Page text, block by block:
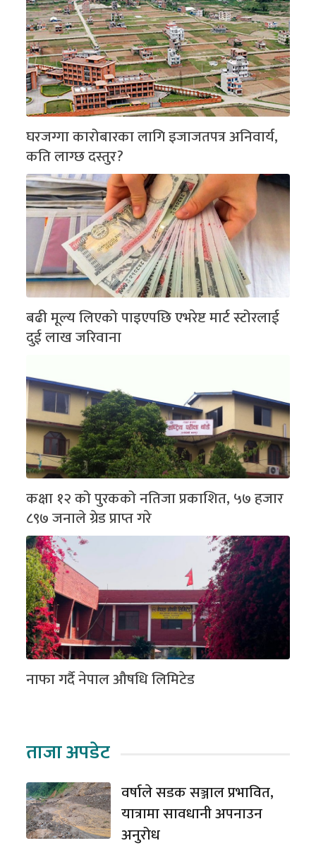
घरजग्गा कारोबारका लागि इजाजतपत्र अनिवार्य,
कति लाग्छ दस्तुर?
बढी मूल्य लिएको पाइएपछि एभरेष्ट मार्ट स्टोरलाई
दुई लाख जरिवाना
कक्षा १२ को पुरकको नतिजा प्रकाशित, ५७ हजार
८९७ जनाले ग्रेड प्राप्त गरे
नाफा गर्दै नेपाल औषधि लिमिटेड
ताजा अपडेट
वर्षाले सडक सञ्जाल प्रभावित,
यात्रामा सावधानी अपनाउन
अनुरोध